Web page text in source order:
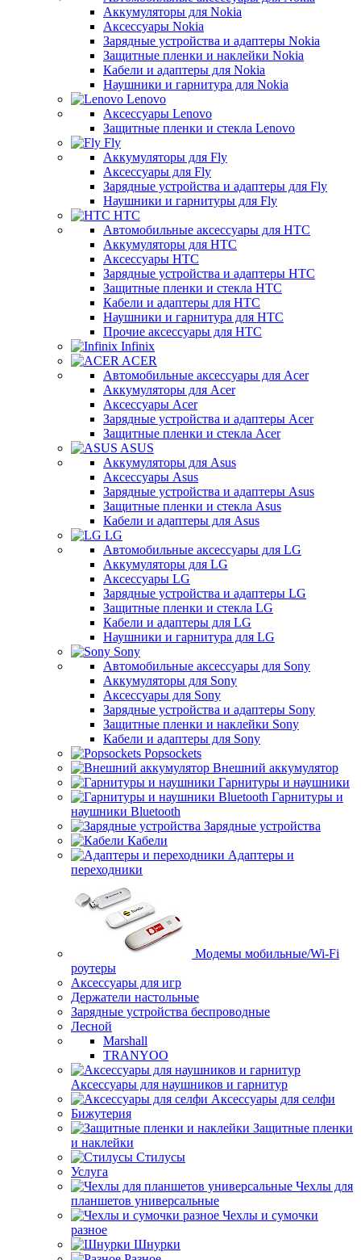
Аккумуляторы для Nokia
Аксессуары Nokia
Зарядные устройства и адаптеры Nokia
Защитные пленки и наклейки Nokia
Кабели и адаптеры для Nokia
Наушники и гарнитура для Nokia
Lenovo
Аксессуары Lenovo
Защитные пленки и стекла Lenovo
Fly
Аккумуляторы для Fly
Аксессуары для Fly
Зарядные устройства и адаптеры для Fly
Наушники и гарнитуры для Fly
HTC
Автомобильные аксессуары для HTC
Аккумуляторы для HTC
Аксессуары HTC
Зарядные устройства и адаптеры HTC
Защитные пленки и стекла HTC
Кабели и адаптеры для HTC
Наушники и гарнитура для HTC
Прочие аксессуары для HTC
Infinix
ACER
Автомобильные аксессуары для Acer
Аккумуляторы для Acer
Аксессуары Acer
Зарядные устройства и адаптеры Acer
Защитные пленки и стекла Acer
ASUS
Аккумуляторы для Asus
Аксессуары Asus
Зарядные устройства и адаптеры Asus
Защитные пленки и стекла Asus
Кабели и адаптеры для Asus
LG
Автомобильные аксессуары для LG
Аккумуляторы для LG
Аксессуары LG
Зарядные устройства и адаптеры LG
Защитные пленки и стекла LG
Кабели и адаптеры для LG
Наушники и гарнитура для LG
Sony
Автомобильные аксессуары для Sony
Аккумуляторы для Sony
Аксессуары для Sony
Зарядные устройства и адаптеры Sony
Защитные пленки и наклейки Sony
Кабели и адаптеры для Sony
Popsockets
Внешний аккумулятор
Гарнитуры и наушники
Гарнитуры и
наушники Bluetooth
Зарядные устройства
Кабели
Адаптеры и
переходники
Модемы мобильные/Wi-Fi
роутеры
Аксессуары для игр
Держатели настольные
Зарядные устройства беспроводные
Лесной
Marshall
TRANYOO
Аксессуары для наушников и гарнитур
Аксессуары для селфи
Бижутерия
Защитные пленки
и наклейки
Стилусы
Услуга
Чехлы для
планшетов универсальные
Чехлы и сумочки
разное
Шнурки